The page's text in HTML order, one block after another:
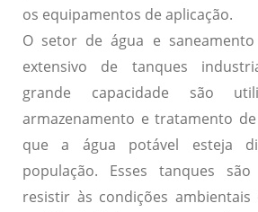
os equipamentos de aplicação.
O setor de água e
extensivo de tanques
grande capacidade são
armazenamento e tratamento
que a água potável esteja
população. Esses tanques
resistir às condições ambientais